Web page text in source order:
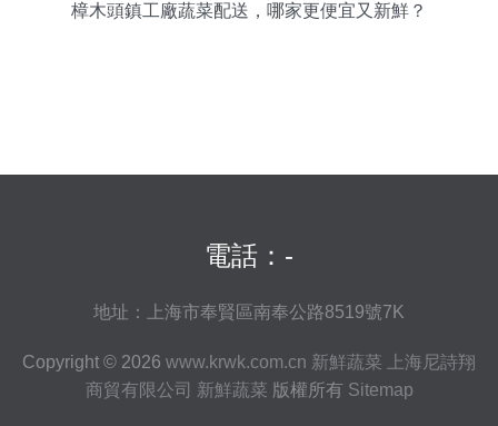
樟木頭鎮工廠蔬菜配送，哪家更便宜又新鮮？
電話：-
地址：上海市奉賢區南奉公路8519號7K
Copyright © 2026 www.krwk.com.cn 新鮮蔬菜
上海尼詩翔
商貿有限公司 新鮮蔬菜 版權所有 Sitemap